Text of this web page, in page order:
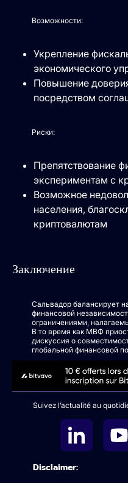
Возможности:
Укрепление
экономического
Повышение
посредством
Риски:
Препятствование
экспериментам с
Возможное
населения,
криптовалютам
Заключение
Сальвадор балансирует
финансовой
ограничениями,
В то время как МВФ
дискуссия о
глобальной финансовой
Suivez l’actualité au
Disclaimer: